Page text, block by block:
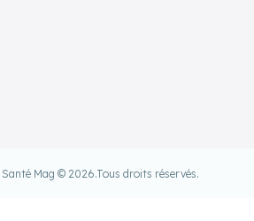
Mag © 2026.Tous droits réservés.